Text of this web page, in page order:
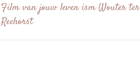
Film van jouw leven ism Wouter ter
Reehorst